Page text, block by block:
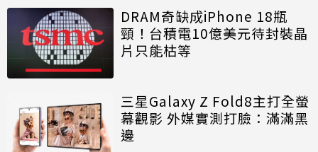
DRAM奇缺成iPhone 18瓶
頸！台積電10億美元待封裝晶
片只能枯等
三星Galaxy Z Fold8主打全螢
幕觀影 外媒實測打臉：滿滿黑
邊